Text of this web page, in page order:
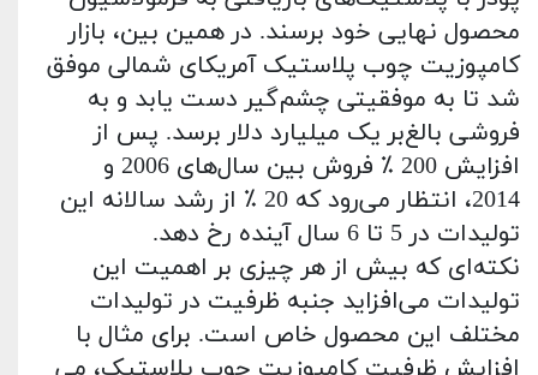
محصول نهایی خود برسند. در همین بین، بازار
کامپوزیت چوب پلاستیک آمریکای شمالی موفق
شد تا به موفقیتی چشم‌گیر دست‌ یابد و به
فروشی بالغ‌بر یک میلیارد دلار برسد. پس از
افزایش 200 ٪ فروش بین سال‌های 2006 و
2014، انتظار می‌رود که 20 ٪ از رشد سالانه این
تولیدات در 5 تا 6 سال آینده رخ دهد.
نکته‌ای که بیش از هر چیزی بر اهمیت این
تولیدات می‌افزاید جنبه ظرفیت در تولیدات
مختلف این محصول خاص است. برای مثال با